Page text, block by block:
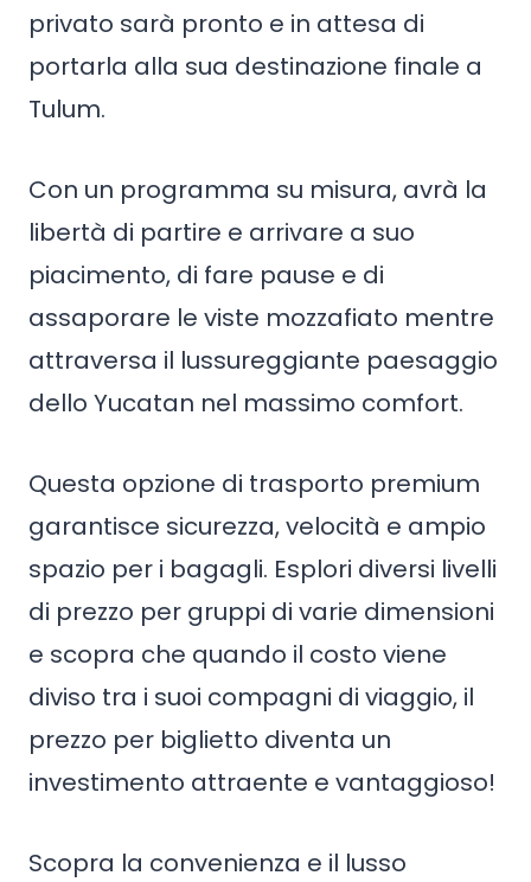
privato sarà pronto e in attesa di
portarla alla sua destinazione finale a
Tulum.
Con un programma su misura, avrà la
libertà di partire e arrivare a suo
piacimento, di fare pause e di
assaporare le viste mozzafiato mentre
attraversa il lussureggiante paesaggio
dello Yucatan nel massimo comfort.
Questa opzione di trasporto premium
garantisce sicurezza, velocità e ampio
spazio per i bagagli. Esplori diversi livelli
di prezzo per gruppi di varie dimensioni
e scopra che quando il costo viene
diviso tra i suoi compagni di viaggio, il
prezzo per biglietto diventa un
investimento attraente e vantaggioso!
Scopra la convenienza e il lusso